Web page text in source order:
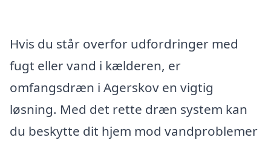
Hvis du står overfor udfordringer med
fugt eller vand i kælderen, er
omfangsdræn i Agerskov en vigtig
løsning. Med det rette dræn system kan
du beskytte dit hjem mod vandproblemer